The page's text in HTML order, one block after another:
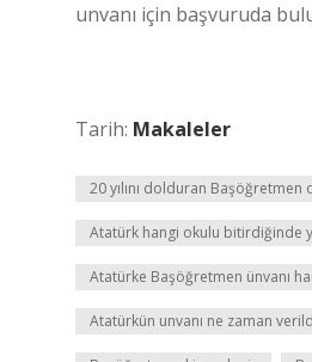
unvanı için başvuruda
Tarih: Makaleler
20 yılını dolduran Başöğretmen
Atatürk hangi okulu bitirdiğinde
Atatürke Başöğretmen ünvanı
Atatürkün unvanı ne zaman